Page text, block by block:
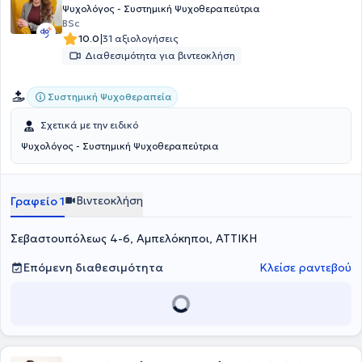
Ψυχολόγος - Συστημική Ψυχοθεραπεύτρια
BSc
10.0|31 αξιολογήσεις
Διαθεσιμότητα για βιντεοκλήση
Συστημική Ψυχοθεραπεία
Σχετικά με την ειδικό
Ψυχολόγος - Συστημική Ψυχοθεραπεύτρια
Γραφείο 1 Βιντεοκλήση
Σεβαστουπόλεως 4-6, Αμπελόκηποι, ΑΤΤΙΚΗ
Επόμενη διαθεσιμότητα
Κλείσε ραντεβού